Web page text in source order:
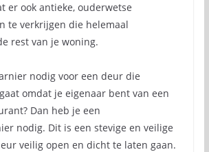
er ook antieke, ouderwetse
te verkrijgen die helemaal
rest van je woning.
nodig voor een deur die
omdat je eigenaar bent van een
Dan heb je een
nodig. Dit is een stevige en veilige
veilig open en dicht te laten gaan.